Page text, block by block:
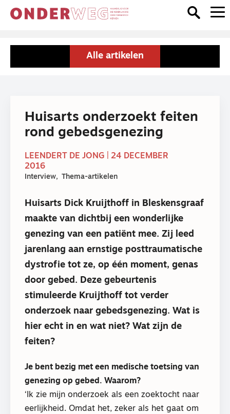
Alle artikelen
Huisarts onderzoekt feiten
rond gebedsgenezing
LEENDERT DE JONG | 24 DECEMBER
2016
Interview Thema-artikelen
Huisarts Dick Kruijthoff in Bleskensgraaf
maakte van dichtbij een wonderlijke
genezing van een patiënt mee. Zij leed
jarenlang aan ernstige posttraumatische
dystrofie tot ze, op één moment, genas
door gebed. Deze gebeurtenis
stimuleerde Kruijthoff tot verder
onderzoek naar gebedsgenezing. Wat is
hier echt in en wat niet? Wat zijn de
feiten?
Je bent bezig met een medische toetsing van
genezing op gebed. Waarom?
‘Ik zie mijn onderzoek als een zoektocht naar
eerlijkheid. Omdat het, zeker als het gaat om